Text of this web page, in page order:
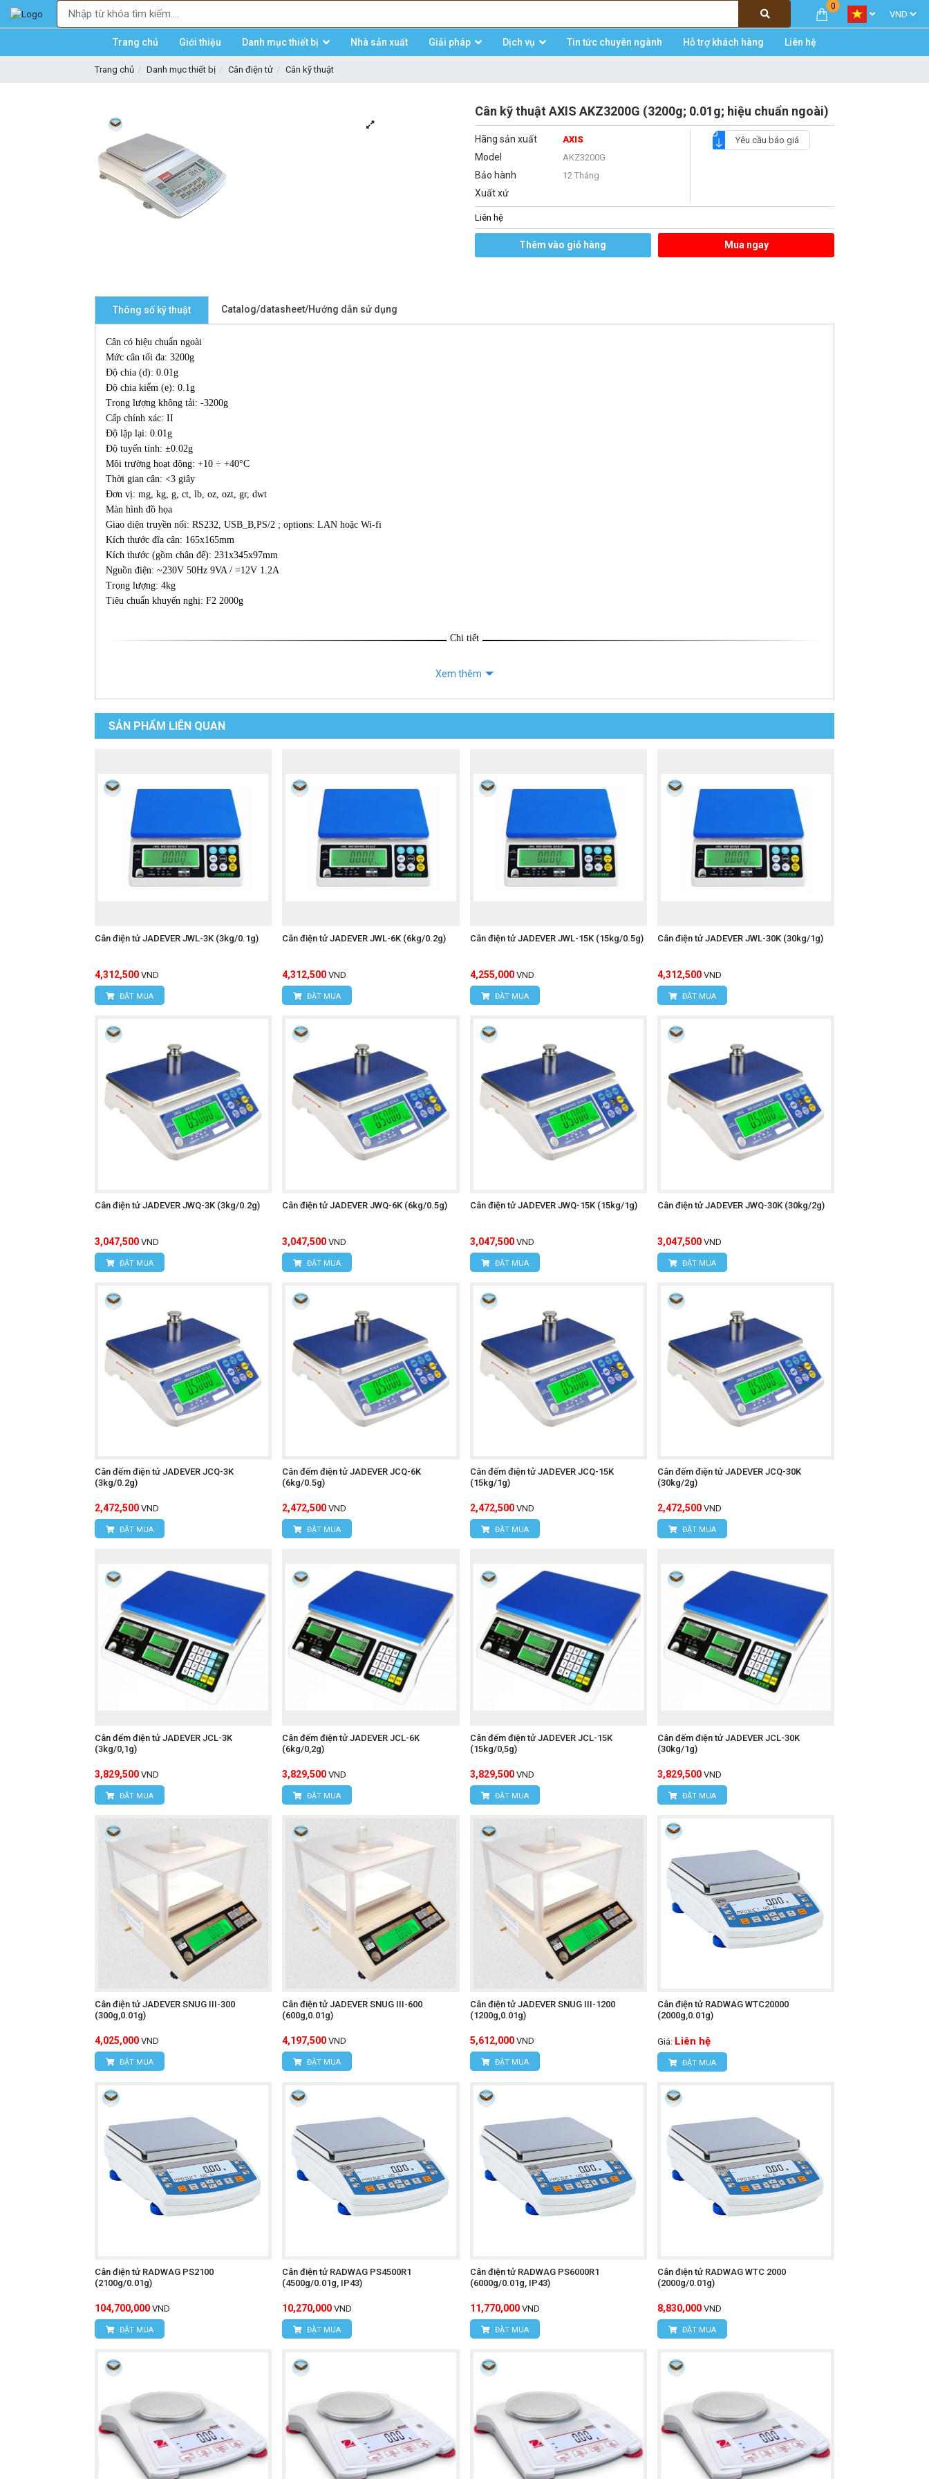
0
Trang chủ Giới thiệu Danh mục thiết bị Nhà sản xuất Giải pháp Dịch vụ Tin tức chuyên ngành Hỗ trợ khách hàng Liên hệ
Trang chủ Danh mục thiết bị Cân điện tử Cân kỹ thuật
Cân kỹ thuật AXIS AKZ3200G (3200g; 0.01g; hiệu chuẩn ngoài)
Hãng sản xuất AXIS
Model AKZ3200G
Bảo hành 12 Tháng
Xuất xứ
Yêu cầu báo giá
Liên hệ
Thêm vào giỏ hàng Mua ngay
Thông số kỹ thuật Catalog/datasheet/Hướng dẫn sử dụng
Cân có hiệu chuẩn ngoài
Mức cân tối đa: 3200g
Độ chia (d): 0.01g
Độ chia kiểm (e): 0.1g
Trọng lượng không tải: -3200g
Cấp chính xác: II
Độ lặp lại: 0.01g
Độ tuyến tính: ±0.02g
Môi trường hoạt động: +10 ÷ +40°C
Thời gian cân: <3 giây
Đơn vị: mg, kg, g, ct, lb, oz, ozt, gr, dwt
Màn hình đồ họa
Giao diện truyền nối: RS232, USB_B,PS/2 ; options: LAN hoặc Wi-fi
Kích thước đĩa cân: 165x165mm
Kích thước (gồm chân đế): 231x345x97mm
Nguồn điện: ~230V 50Hz 9VA / =12V 1.2A
Trọng lượng: 4kg
Tiêu chuẩn khuyến nghị: F2 2000g
Chi tiết
Xem thêm
SẢN PHẨM LIÊN QUAN
Cân điện tử JADEVER JWL-3K (3kg/0.1g)
4,312,500 VND
ĐẶT MUA
Cân điện tử JADEVER JWL-6K (6kg/0.2g)
4,312,500 VND
ĐẶT MUA
Cân điện tử JADEVER JWL-15K (15kg/0.5g)
4,255,000 VND
ĐẶT MUA
Cân điện tử JADEVER JWL-30K (30kg/1g)
4,312,500 VND
ĐẶT MUA
Cân điện tử JADEVER JWQ-3K (3kg/0.2g)
3,047,500 VND
ĐẶT MUA
Cân điện tử JADEVER JWQ-6K (6kg/0.5g)
3,047,500 VND
ĐẶT MUA
Cân điện tử JADEVER JWQ-15K (15kg/1g)
3,047,500 VND
ĐẶT MUA
Cân điện tử JADEVER JWQ-30K (30kg/2g)
3,047,500 VND
ĐẶT MUA
Cân đếm điện tử JADEVER JCQ-3K
(3kg/0.2g)
2,472,500 VND
ĐẶT MUA
Cân đếm điện tử JADEVER JCQ-6K
(6kg/0.5g)
2,472,500 VND
ĐẶT MUA
Cân đếm điện tử JADEVER JCQ-15K
(15kg/1g)
2,472,500 VND
ĐẶT MUA
Cân đếm điện tử JADEVER JCQ-30K
(30kg/2g)
2,472,500 VND
ĐẶT MUA
Cân đếm điện tử JADEVER JCL-3K
(3kg/0,1g)
3,829,500 VND
ĐẶT MUA
Cân đếm điện tử JADEVER JCL-6K
(6kg/0,2g)
3,829,500 VND
ĐẶT MUA
Cân đếm điện tử JADEVER JCL-15K
(15kg/0,5g)
3,829,500 VND
ĐẶT MUA
Cân đếm điện tử JADEVER JCL-30K
(30kg/1g)
3,829,500 VND
ĐẶT MUA
Cân điện tử JADEVER SNUG III-300
(300g,0.01g)
4,025,000 VND
ĐẶT MUA
Cân điện tử JADEVER SNUG III-600
(600g,0.01g)
4,197,500 VND
ĐẶT MUA
Cân điện tử JADEVER SNUG III-1200
(1200g,0.01g)
5,612,000 VND
ĐẶT MUA
Cân điện tử RADWAG WTC20000
(2000g,0.01g)
Giá: Liên hệ
ĐẶT MUA
Cân điện tử RADWAG PS2100
(2100g/0.01g)
104,700,000 VND
ĐẶT MUA
Cân điện tử RADWAG PS4500R1
(4500g/0.01g, IP43)
10,270,000 VND
ĐẶT MUA
Cân điện tử RADWAG PS6000R1
(6000g/0.01g, IP43)
11,770,000 VND
ĐẶT MUA
Cân điện tử RADWAG WTC 2000
(2000g/0.01g)
8,830,000 VND
ĐẶT MUA